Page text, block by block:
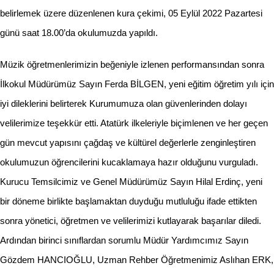
belirlemek üzere düzenlenen kura çekimi, 05 Eylül 2022 Pazartesi
günü saat 18.00’da okulumuzda yapıldı.
Müzik öğretmenlerimizin beğeniyle izlenen performansından sonra
İlkokul Müdürümüz Sayın Ferda BİLGEN, yeni eğitim öğretim yılı için
iyi dileklerini belirterek Kurumumuza olan güvenlerinden dolayı
velilerimize teşekkür etti. Atatürk ilkeleriyle biçimlenen ve her geçen
gün mevcut yapısını çağdaş ve kültürel değerlerle zenginleştiren
okulumuzun öğrencilerini kucaklamaya hazır olduğunu vurguladı.
Kurucu Temsilcimiz ve Genel Müdürümüz Sayın Hilal Erdinç, yeni
bir döneme birlikte başlamaktan duyduğu mutluluğu ifade ettikten
sonra yönetici, öğretmen ve velilerimizi kutlayarak başarılar diledi.
Ardından birinci sınıflardan sorumlu Müdür Yardımcımız Sayın
Gözdem HANCIOĞLU, Uzman Rehber Öğretmenimiz Aslıhan ERK,